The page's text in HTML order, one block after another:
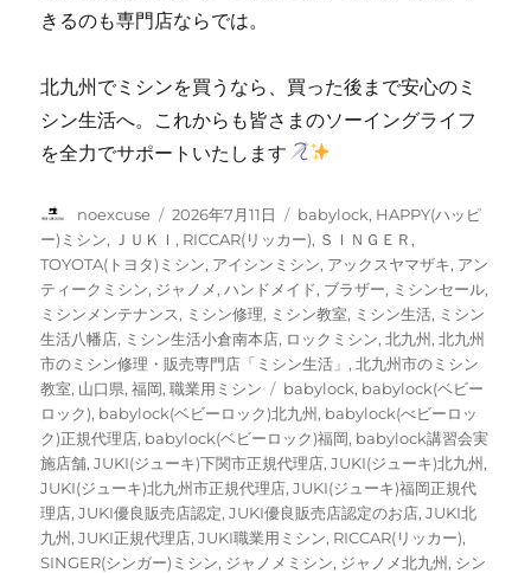
きるのも専門店ならでは。
北九州でミシンを買うなら、買った後まで安心のミ
シン生活へ。これからも皆さまのソーイングライフ
を全力でサポートいたします
投
稿
者
noexcuse
投
稿
日:
2026年7月11日
カ
テ
ゴ
リ
ー
babylock, HAPPY(ハッピ
ー)ミシン, ＪＵＫＩ , RICCAR(リッカー), ＳＩＮＧＥＲ ,
TOYOTA(トヨタ)ミシン, アイシンミシン, アックスヤマザキ, アン
ティークミシン, ジャノメ,ハンドメイド, ブラザー, ミシンセール,
ミシンメンテナンス, ミシン修理, ミシン教室, ミシン生活, ミシン
生活八幡店, ミシン生活小倉南本店, ロックミシン,北九州 ,北九州
市のミシン修理・販売専門店「ミシン生活」 ,北九州市のミシン
教室, 山口県,福岡,職業用ミシン
タ
グ
babylock, babylock(ベビー
ロック), babylock(ベビーロック)北九州 , babylock(べビーロッ
ク)正規代理店, babylock(ベビーロック)福岡, babylock講習会実
施店舗,JUKI(ジューキ)下関市正規代理店,JUKI(ジューキ)北九州 ,
JUKI(ジューキ)北九州市正規代理店,JUKI(ジューキ)福岡正規代
理店,JUKI優良販売店認定,JUKI優良販売店認定のお店,JUKI北
九州 ,JUKI正規代理店,JUKI職業用ミシン, RICCAR(リッカー),
SINGER(シンガー)ミシン, ジャノメミシン, ジャノメ北九州 , シン